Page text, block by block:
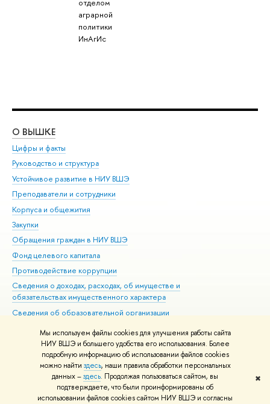
Мы используем файлы cookies для улучшения работы сайта
НИУ ВШЭ и большего удобства его использования. Более
подробную информацию об использовании файлов cookies
можно найти здесь, наши правила обработки персональных
данных –здесь. Продолжая пользоваться сайтом, вы
подтверждаете, что были проинформированы об
использовании файлов cookies сайтом НИУ ВШЭ и согласны
✖
отделом
аграрной
политики
ИнАгИс
О ВЫШКЕ
Цифры и факты
Руководство и структура
Устойчивое развитие в НИУ ВШЭ
Преподаватели и сотрудники
Корпуса и общежития
Закупки
Обращения граждан в НИУ ВШЭ
Фонд целевого капитала
Противодействие коррупции
Сведения о доходах, расходах, об имуществе и
обязательствах имущественного характера
Сведения об образовательной организации
Людям с ограниченными возможностями здоровья
Единая платежная страница
Работа в Вышке
© НИУ ВШЭ 1993–2026 Адреса и контакты Условия использования